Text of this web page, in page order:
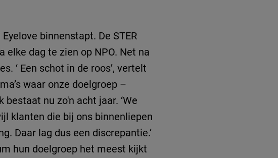
binnenstapt. De STER
dag te zien op NPO. Net na
‘ Een schot in de roos’, vertelt
waar onze doelgroep –
nu zo'n acht jaar. ‘We
klanten die bij ons binnenliepen
Daar lag dus een discrepantie.’
hun doelgroep het meest kijkt